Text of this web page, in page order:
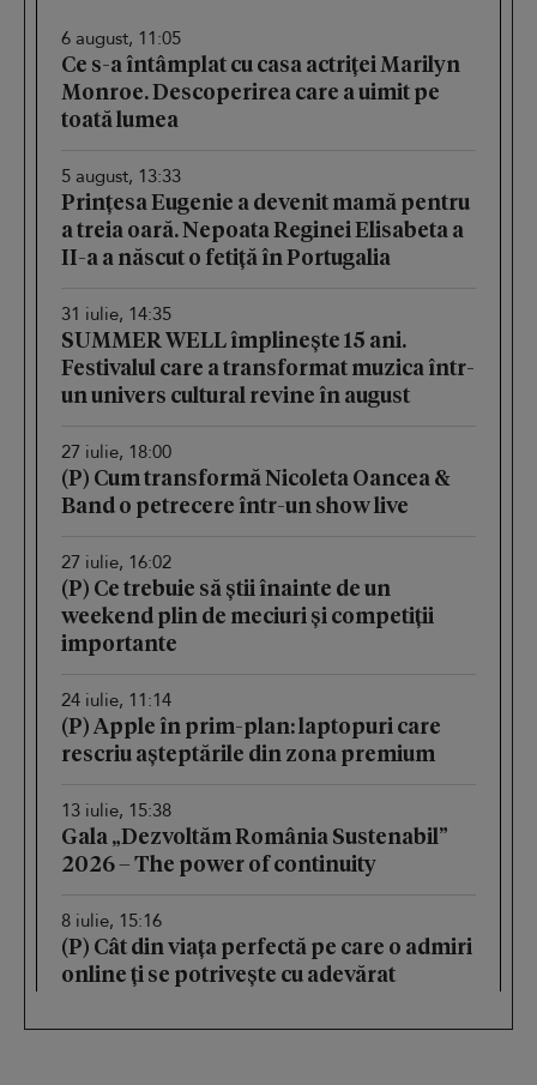
6 august, 11:05
Ce s-a întâmplat cu casa actriței Marilyn
Monroe. Descoperirea care a uimit pe
toată lumea
5 august, 13:33
Prințesa Eugenie a devenit mamă pentru
a treia oară. Nepoata Reginei Elisabeta a
II-a a născut o fetiță în Portugalia
31 iulie, 14:35
SUMMER WELL împlinește 15 ani.
Festivalul care a transformat muzica într-
un univers cultural revine în august
27 iulie, 18:00
(P) Cum transformă Nicoleta Oancea &
Band o petrecere într-un show live
27 iulie, 16:02
(P) Ce trebuie să știi înainte de un
weekend plin de meciuri și competiții
importante
24 iulie, 11:14
(P) Apple în prim-plan: laptopuri care
rescriu așteptările din zona premium
13 iulie, 15:38
Gala „Dezvoltăm România Sustenabil”
2026 – The power of continuity
8 iulie, 15:16
(P) Cât din viața perfectă pe care o admiri
online ți se potrivește cu adevărat